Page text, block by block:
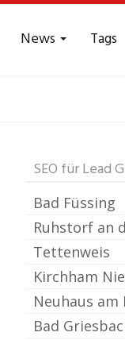
News Tags
SEO für Lead
Bad Füssing
Ruhstorf an
Tettenweis
Kirchham
Neuhaus am
Bad